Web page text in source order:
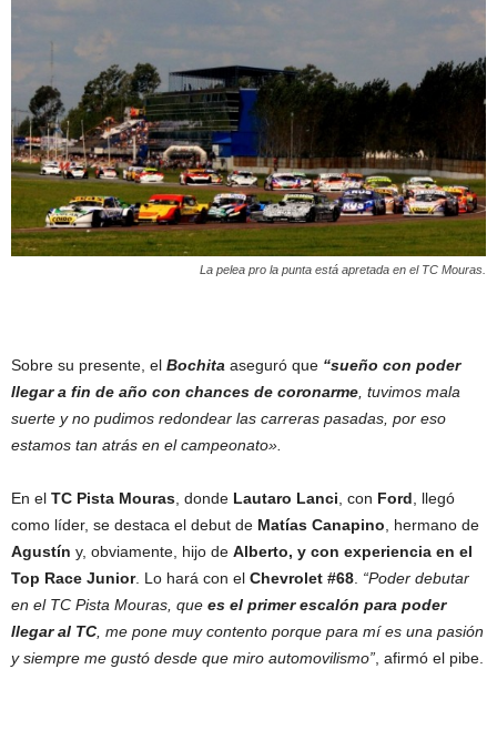
La pelea pro la punta está apretada en el TC Mouras.
Sobre su presente, el Bochita aseguró que “sueño con poder
llegar a fin de año con chances de coronarme, tuvimos mala
suerte y no pudimos redondear las carreras pasadas, por eso
estamos tan atrás en el campeonato».
En el TC Pista Mouras, donde Lautaro Lanci, con Ford, llegó
como líder, se destaca el debut de Matías Canapino, hermano de
Agustín y, obviamente, hijo de Alberto, y con experiencia en el
Top Race Junior. Lo hará con el Chevrolet #68. “Poder debutar
en el TC Pista Mouras, que es el primer escalón para poder
llegar al TC, me pone muy contento porque para mí es una pasión
y siempre me gustó desde que miro automovilismo”, afirmó el pibe.